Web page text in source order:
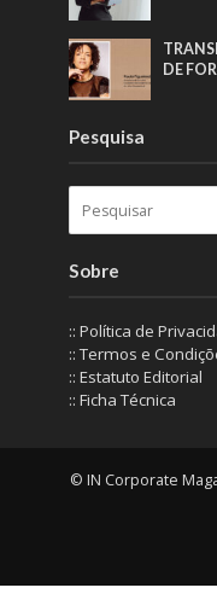
DE
Pesquisa
Sobre
:: Política de
:: Termos e
:: Estatuto Editorial
:: Ficha Técnica
© IN Corporate